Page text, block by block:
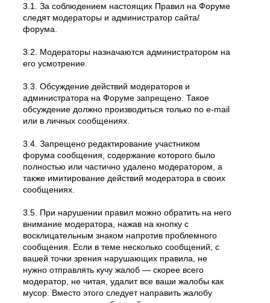
3.1. За соблюдением настоящих Правил на Форуме
следят модераторы и администратор сайта/
форума.
3.2. Модераторы назначаются администратором на
его усмотрение.
3.3. Обсуждение действий модераторов и
администратора на Форуме запрещено. Такое
обсуждение должно производиться только по e-mail
или в личных сообщениях.
3.4. Запрещено редактирование участником
форума сообщения, содержание которого было
полностью или частично удалено модератором, а
также имитирование действий модератора в своих
сообщениях.
3.5. При нарушении правил можно обратить на него
внимание модератора, нажав на кнопку с
восклицательным знаком напротив проблемного
сообщения. Если в теме несколько сообщений, с
вашей точки зрения нарушающих правила, не
нужно отправлять кучу жалоб — скорее всего
модератор, не читая, удалит все ваши жалобы как
мусор. Вместо этого следует направить жалобу